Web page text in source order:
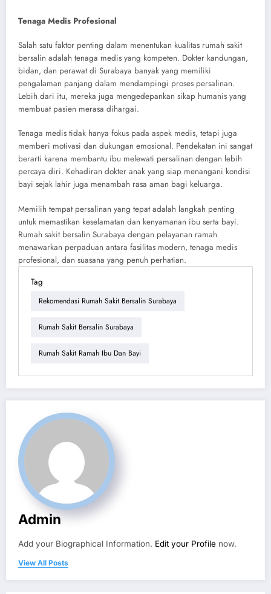
Tenaga Medis Profesional
Salah satu faktor penting dalam menentukan kualitas rumah sakit
bersalin adalah tenaga medis yang kompeten. Dokter kandungan,
bidan, dan perawat di Surabaya banyak yang memiliki
pengalaman panjang dalam mendampingi proses persalinan.
Lebih dari itu, mereka juga mengedepankan sikap humanis yang
membuat pasien merasa dihargai.
Tenaga medis tidak hanya fokus pada aspek medis, tetapi juga
memberi motivasi dan dukungan emosional. Pendekatan ini sangat
berarti karena membantu ibu melewati persalinan dengan lebih
percaya diri. Kehadiran dokter anak yang siap menangani kondisi
bayi sejak lahir juga menambah rasa aman bagi keluarga.
Memilih tempat persalinan yang tepat adalah langkah penting
untuk memastikan keselamatan dan kenyamanan ibu serta bayi.
Rumah sakit bersalin Surabaya dengan pelayanan ramah
menawarkan perpaduan antara fasilitas modern, tenaga medis
profesional, dan suasana yang penuh perhatian.
Tag
Rekomendasi Rumah Sakit Bersalin Surabaya
Rumah Sakit Bersalin Surabaya
Rumah Sakit Ramah Ibu Dan Bayi
Admin
Add your Biographical Information. Edit your Profile now.
View All Posts